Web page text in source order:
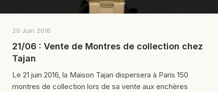
20 Juin 2016
21/06 : Vente de Montres de collection chez
Tajan
Le 21 juin 2016, la Maison Tajan dispersera à Paris 150
montres de collection lors de sa vente aux enchères